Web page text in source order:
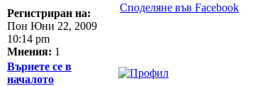
Регистриран на:
Пон Юни 22, 2009
10:14 pm
Мнения: 1
Споделяне във Facebook
Върнете се в
началото